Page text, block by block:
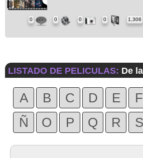
0 0 0 0 1,306
LISTADO DE PELICULAS: De
A B C D E F
Ñ
O P Q R S